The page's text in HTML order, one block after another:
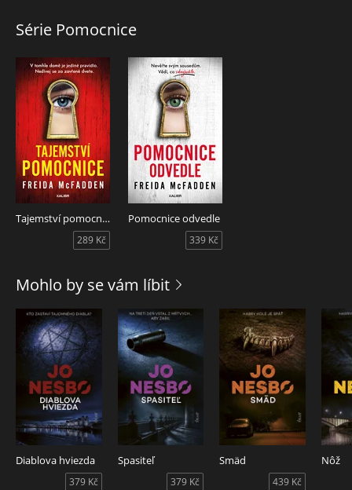
otevřou, spatřím za nimi něco, co všechno změní…
Série Pomocnice
Tajemství pomocnice
289 Kč
Pomocnice odvedle
339 Kč
Mohlo by se vám líbit
Diablova hviezda
379 Kč
Spasiteľ
379 Kč
Smäd
439 Kč
Nôž